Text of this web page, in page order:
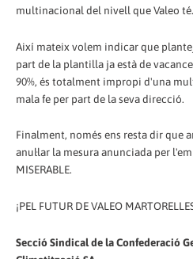
multinacional del nivell que Valeo té.
Així mateix volem indicar que
part de la plantilla ja està de
90%, és totalment impropi d'una
mala fe per part de la seva direcció.
Finalment, només ens resta dir que
anul·lar la mesura anunciada per
MISERABLE.
¡PEL FUTUR DE VALEO
Secció Sindical de la Confederació